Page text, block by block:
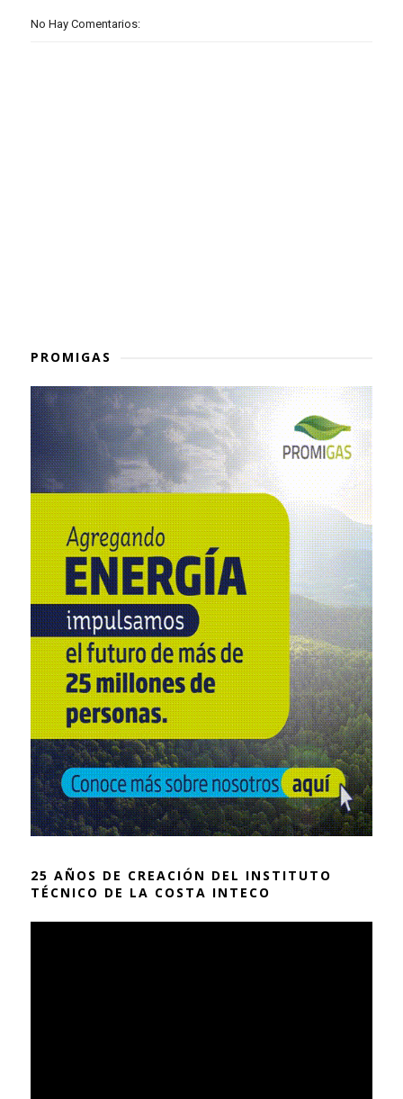
No Hay Comentarios:
PROMIGAS
25 AÑOS DE CREACIÓN DEL INSTITUTO
TÉCNICO DE LA COSTA INTECO